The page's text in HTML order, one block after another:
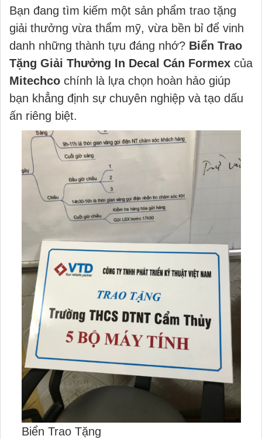
Bạn đang tìm kiếm một sản phẩm trao tặng
giải thưởng vừa thẩm mỹ, vừa bền bỉ để vinh
danh những thành tựu đáng nhớ? Biển Trao
Tặng Giải Thưởng In Decal Cán Formex của
Mitechco chính là lựa chọn hoàn hảo giúp
bạn khẳng định sự chuyên nghiệp và tạo dấu
ấn riêng biệt.
Biển Trao Tặng